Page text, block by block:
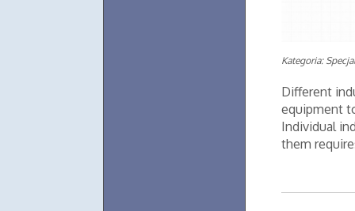
Kategoria:
Different
equipment
Individual
them